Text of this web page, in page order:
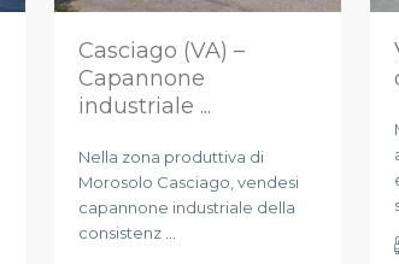
Casciago (VA) –
Capannone
industriale ...
Nella zona produttiva di
Morosolo Casciago, vendesi
capannone industriale della
consistenz ...